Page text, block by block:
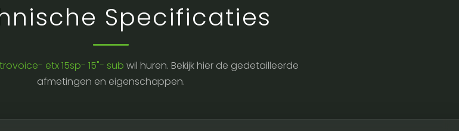
Specificaties
etx 15sp- 15"- sub wil huren. Bekijk hier de gedetailleerde
afmetingen en eigenschappen.